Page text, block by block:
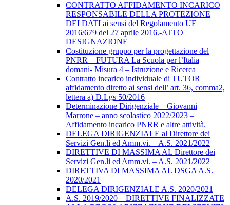
CONTRATTO AFFIDAMENTO INCARICO
RESPONSABILE DELLA PROTEZIONE
DEI DATI ai sensi del Regolamento UE
2016/679 del 27 aprile 2016.-ATTO
DESIGNAZIONE
Costituzione gruppo per la progettazione del
PNRR – FUTURA La Scuola per l’Italia
domani- Misura 4 – Istruzione e Ricerca
Contratto incarico individuale di TUTOR
affidamento diretto ai sensi dell’ art. 36, comma2,
lettera a) D.Lgs 50/2016
Determinazione Dirigenziale – Giovanni
Marrone – anno scolastico 2022/2023 –
Affidamento incarico PNRR e altre attività.
DELEGA DIRIGENZIALE al Direttore dei
Servizi Gen.li ed Amm.vi. – A.S. 2021/2022
DIRETTIVE DI MASSIMA AL Direttore dei
Servizi Gen.li ed Amm.vi. – A.S. 2021/2022
DIRETTIVA DI MASSIMA AL DSGA A.S.
2020/2021
DELEGA DIRIGENZIALE A.S. 2020/2021
A.S. 2019/2020 – DIRETTIVE FINALIZZATE